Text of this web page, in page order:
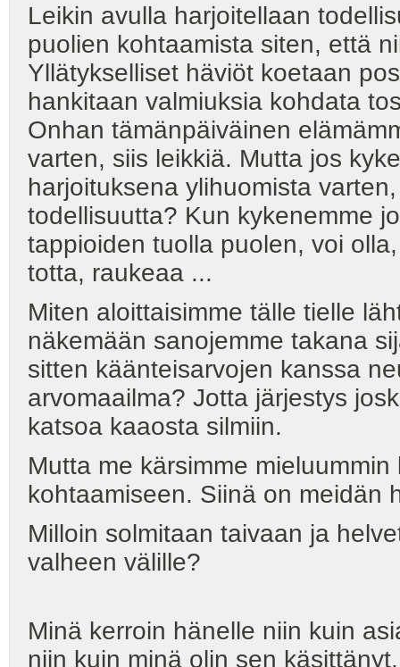
Leikin avulla harjoitellaan
puolien kohtaamista siten, että
Yllätykselliset häviöt koetaan
hankitaan valmiuksia kohdata
Onhan tämänpäiväinen
varten, siis leikkiä. Mutta jos
harjoituksena ylihuomista
todellisuutta? Kun kykenemme
tappioiden tuolla puolen, voi
totta, raukeaa ...
Miten aloittaisimme tälle tielle
näkemään sanojemme takana
sitten käänteisarvojen kanssa
arvomaailma? Jotta järjestys
katsoa kaaosta silmiin.
Mutta me kärsimme
kohtaamiseen. Siinä on meidän
Milloin solmitaan taivaan ja
valheen välille?
Minä kerroin hänelle niin kuin
niin kuin minä olin sen käsittänyt.